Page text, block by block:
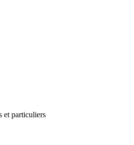
et particuliers